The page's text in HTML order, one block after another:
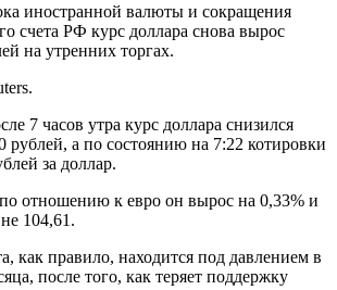
иностранной валюты и сокращения
счета РФ курс доллара снова вырос
на утренних торгах.
7 часов утра курс доллара снизился
рублей, а по состоянию на 7:22 котировки
за доллар.
отношению к евро он вырос на 0,33% и
104,61.
как правило, находится под давлением в
после того, как теряет поддержку